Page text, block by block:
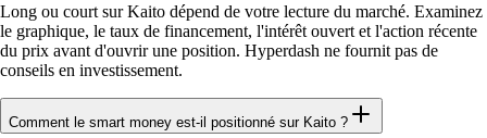
Long ou court sur Kaito dépend de votre lecture du marché. Examinez
le graphique, le taux de financement, l'intérêt ouvert et l'action récente
du prix avant d'ouvrir une position. Hyperdash ne fournit pas de
conseils en investissement.
Comment le smart money est-il positionné sur Kaito ?